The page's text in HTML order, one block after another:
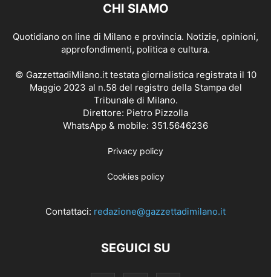
CHI SIAMO
Quotidiano on line di Milano e provincia. Notizie, opinioni,
approfondimenti, politica e cultura.
© GazzettadiMilano.it testata giornalistica registrata il 10
Maggio 2023 al n.58 del registro della Stampa del
Tribunale di Milano.
Direttore: Pietro Pizzolla
WhatsApp & mobile: 351.5646236
Privacy policy
Cookies policy
Contattaci: redazione@gazzettadimilano.it
SEGUICI SU